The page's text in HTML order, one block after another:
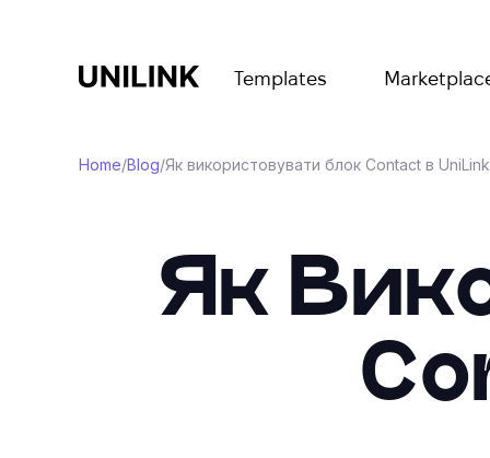
Templates
Home/Blog/Як використовувати блок Contact в UniLink
Як